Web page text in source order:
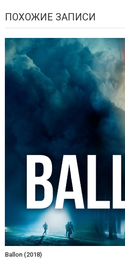
ПОХОЖИЕ ЗАПИСИ
Ballon (2018)